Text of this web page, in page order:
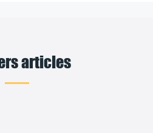
articles